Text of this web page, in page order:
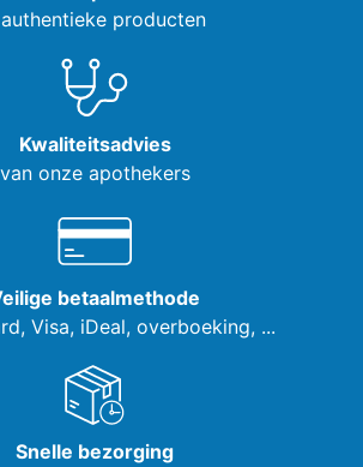
producten
Kwaliteitsadvies
van onze apothekers
betaalmethode
Visa, iDeal, overboeking, ...
Snelle bezorging